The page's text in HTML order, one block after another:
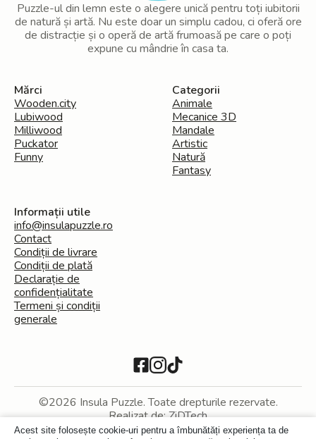
Puzzle-ul din lemn este o alegere unică pentru toți iubitorii
de natură și artă. Nu este doar un simplu cadou, ci oferă ore
de distracție și o operă de artă frumoasă pe care o poți
expune cu mândrie în casa ta.
Mărci
Wooden.city
Lubiwood
Milliwood
Puckator
Funny
Categorii
Animale
Mecanice 3D
Mandale
Artistic
Natură
Fantasy
Informații utile
info@insulapuzzle.ro
Contact
Condiții de livrare
Condiții de plată
Declarație de
confidențialitate
Termeni și condiții
generale
©2026 Insula Puzzle. Toate drepturile rezervate.
Realizat de:ZiDTech
Acest site folosește cookie-uri pentru a îmbunătăți experiența ta de